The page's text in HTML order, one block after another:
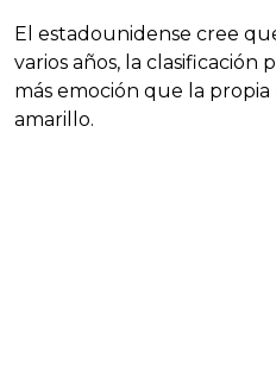
El estadounidense cree
varios años, la
más emoción que la
amarillo.